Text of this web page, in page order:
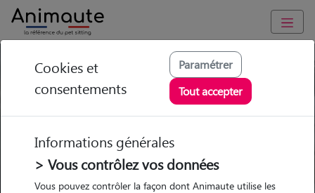
Trouvez votre gardien idéal !
Garde
chez le Pet Sitter
Garde
chez le Pet Sitter Visites
Visites
Cookies et
consentements
Paramétrer
Tout accepter
Informations générales
> Vous contrôlez vos données
Vous pouvez contrôler la façon dont Animaute utilise les